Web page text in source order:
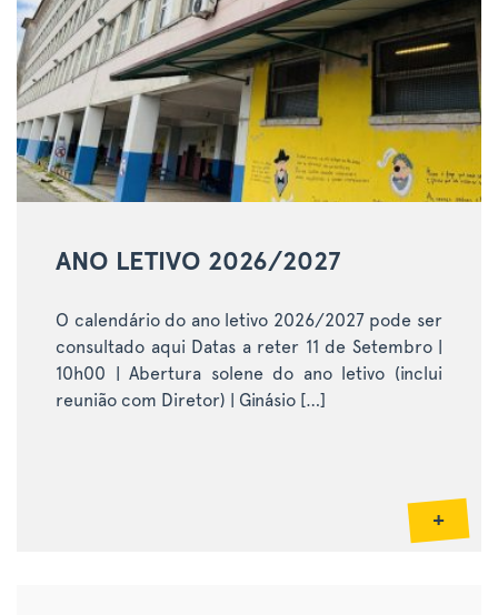
ANO LETIVO 2026/2027
O calendário do ano letivo 2026/2027 pode ser
consultado aqui Datas a reter 11 de Setembro |
10h00 | Abertura solene do ano letivo (inclui
reunião com Diretor) | Ginásio […]
+